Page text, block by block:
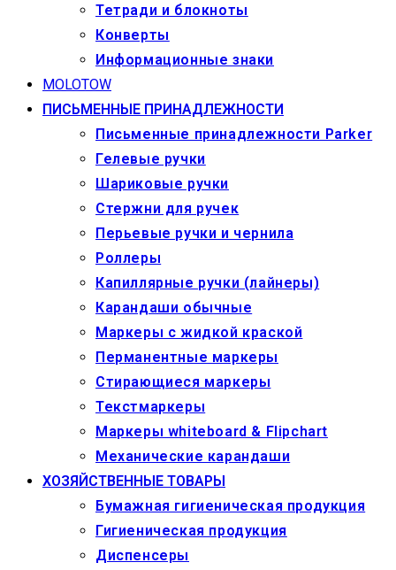
Тетради и блокноты
Конверты
Информационные знаки
MOLOTOW
ПИСЬМЕННЫЕ ПРИНАДЛЕЖНОСТИ
Письменные принадлежности Parker
Гелевые ручки
Шариковые ручки
Стержни для ручек
Перьевые ручки и чернила
Роллеры
Капиллярные ручки (лайнеры)
Карандаши обычные
Маркеры c жидкой краской
Перманентные маркеры
Стирающиеся маркеры
Текстмаркеры
Маркеры whiteboard & Flipchart
Механические карандаши
ХОЗЯЙСТВЕННЫЕ ТОВАРЫ
Бумажная гигиеническая продукция
Гигиеническая продукция
Диспенсеры